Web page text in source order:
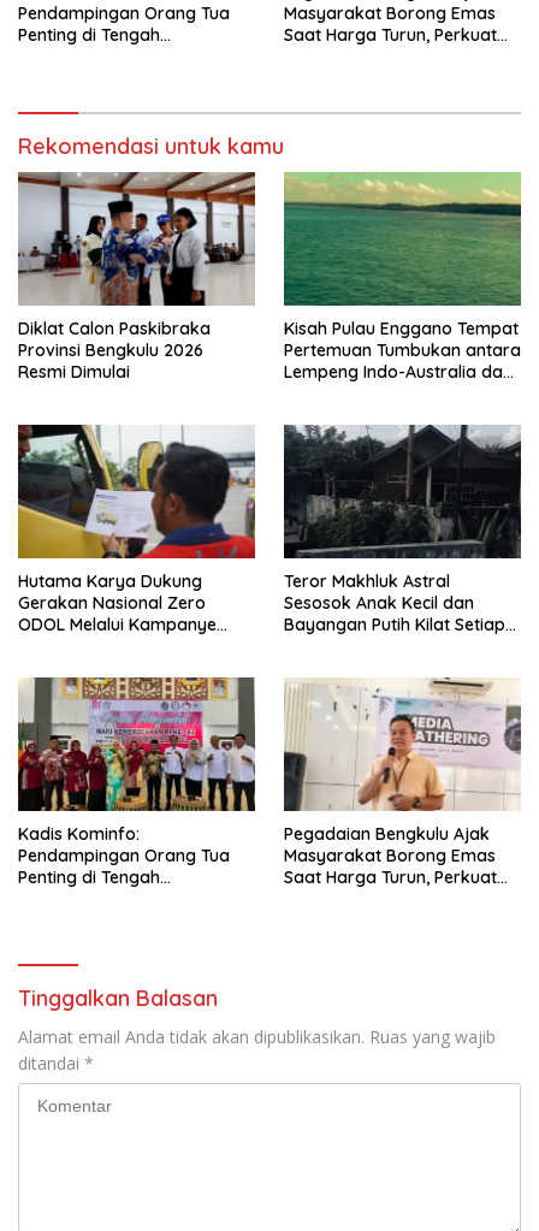
Pendampingan Orang Tua
Penting di Tengah
Masyarakat Borong Emas
Saat Harga Turun, Perkuat
Rekomendasi untuk kamu
Diklat Calon Paskibraka
Provinsi Bengkulu 2026
Resmi Dimulai
Kisah Pulau Enggano Tempat
Pertemuan Tumbukan antara
Lempeng Indo-Australia dan
Terjadi Pelepasan Energi
Mendadak Potensi Gempa
8.4 SR dan Picu Tsunami 15
Meter
Hutama Karya Dukung
Gerakan Nasional Zero
ODOL Melalui Kampanye
Teror Makhluk Astral
Sesosok Anak Kecil dan
Bayangan Putih Kilat Setiap
Kadis Kominfo:
Pendampingan Orang Tua
Penting di Tengah
Pegadaian Bengkulu Ajak
Masyarakat Borong Emas
Saat Harga Turun, Perkuat
Tinggalkan Balasan
Alamat email Anda tidak akan dipublikasikan. Ruas yang wajib
ditandai *